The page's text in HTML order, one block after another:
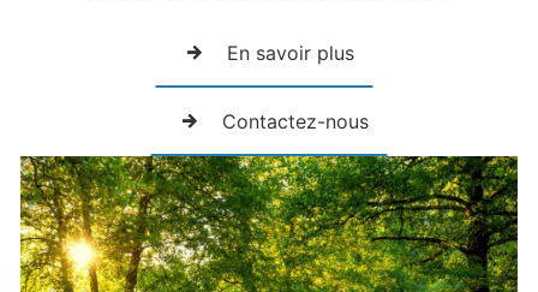
En savoir plus
Contactez-nous